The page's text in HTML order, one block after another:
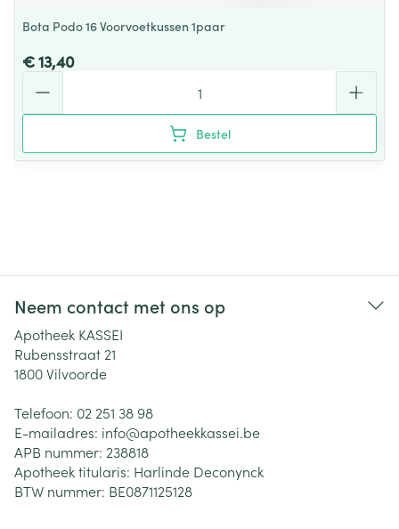
Bota Podo 16 Voorvoetkussen 1paar
€ 13,40
Bestel
Neem contact met ons op
Apotheek KASSEI
Rubensstraat 21
1800Vilvoorde
Telefoon: 02 251 38 98
E-mailadres: info@apotheekkassei.be
APB nummer: 238818
Apotheek titularis: Harlinde Deconynck
BTW nummer: BE0871125128